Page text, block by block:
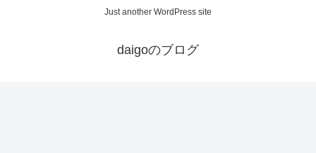
Just another WordPress site
daigoのブログ